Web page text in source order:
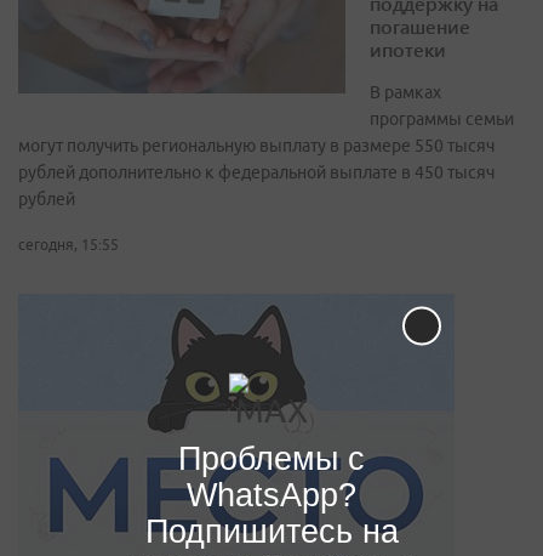
погашение
ипотеки
В рамках
программы семьи
могут получить региональную выплату в размере 550 тысяч
рублей дополнительно к федеральной выплате в 450 тысяч
рублей
сегодня, 15:55
Проблемы с
WhatsApp?
Подпишитесь на